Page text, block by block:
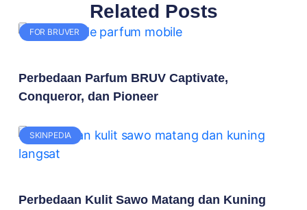
Related Posts
FOR BRUVER
Perbedaan Parfum BRUV Captivate,
Conqueror, dan Pioneer
SKINPEDIA
Perbedaan Kulit Sawo Matang dan Kuning